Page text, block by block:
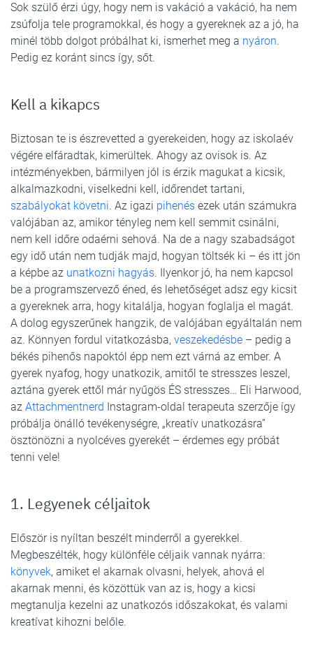
Sok szülő érzi úgy, hogy nem is vakáció a vakáció, ha nem
zsúfolja tele programokkal, és hogy a gyereknek az a jó, ha
minél több dolgot próbálhat ki, ismerhet meg a nyáron.
Pedig ez koránt sincs így, sőt.
Kell a kikapcs
Biztosan te is észrevetted a gyerekeiden, hogy az iskolaév
végére elfáradtak, kimerültek. Ahogy az ovisok is. Az
intézményekben, bármilyen jól is érzik magukat a kicsik,
alkalmazkodni, viselkedni kell, időrendet tartani,
szabályokat követni. Az igazi pihenés ezek után számukra
valójában az, amikor tényleg nem kell semmit csinálni,
nem kell időre odaérni sehová. Na de a nagy szabadságot
egy idő után nem tudják majd, hogyan töltsék ki – és itt jön
a képbe az unatkozni hagyás. Ilyenkor jó, ha nem kapcsol
be a programszervező éned, és lehetőséget adsz egy kicsit
a gyereknek arra, hogy kitalálja, hogyan foglalja el magát.
A dolog egyszerűnek hangzik, de valójában egyáltalán nem
az. Könnyen fordul vitatkozásba, veszekedésbe – pedig a
békés pihenős napoktól épp nem ezt várná az ember. A
gyerek nyafog, hogy unatkozik, amitől te stresszes leszel,
aztána gyerek ettől már nyűgös ÉS stresszes… Eli Harwood,
az Attachmentnerd Instagram-oldal terapeuta szerzője így
próbálja önálló tevékenységre, „kreatív unatkozásra”
ösztönözni a nyolcéves gyerekét – érdemes egy próbát
tenni vele!
1. Legyenek céljaitok
Először is nyíltan beszélt minderről a gyerekkel.
Megbeszélték, hogy különféle céljaik vannak nyárra:
könyvek, amiket el akarnak olvasni, helyek, ahová el
akarnak menni, és közöttük van az is, hogy a kicsi
megtanulja kezelni az unatkozós időszakokat, és valami
kreatívat kihozni belőle.